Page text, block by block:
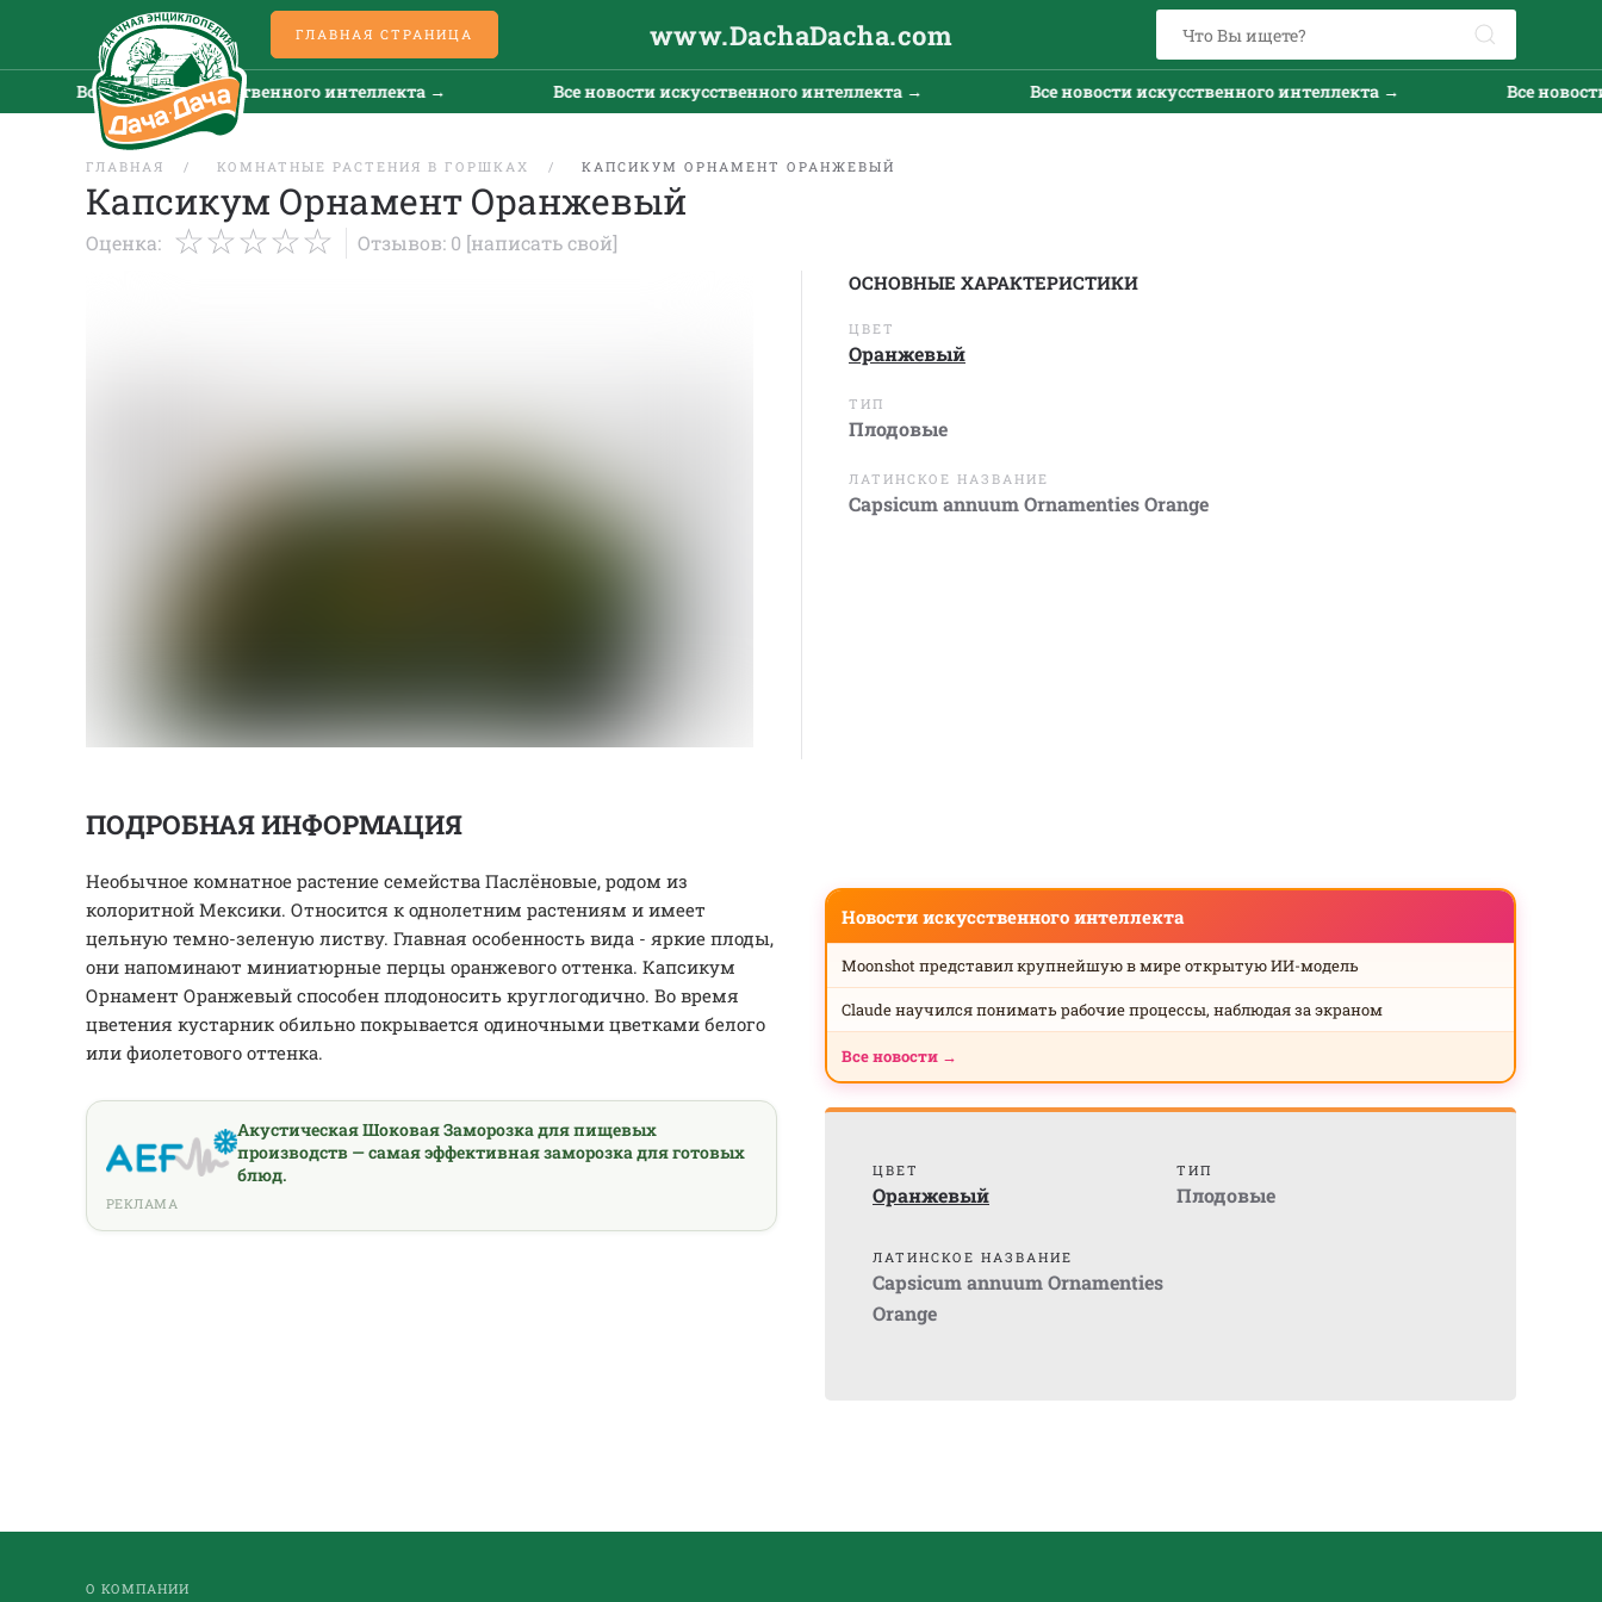
ГЛАВНАЯ СТРАНИЦА www.DachaDacha.com
Все новости искусственного интеллекта → Все новости искусственного интеллекта → Все новости искусственного интеллекта → Все
ГЛАВНАЯ КОМНАТНЫЕ РАСТЕНИЯ В ГОРШКАХ КАПСИКУМ ОРНАМЕНТ ОРАНЖЕВЫЙ
Капсикум Орнамент Оранжевый
Оценка: Отзывов: 0 [написать свой]
ОСНОВНЫЕ ХАРАКТЕРИСТИКИ
ЦВЕТ
Оранжевый
ТИП
Плодовые
ЛАТИНСКОЕ НАЗВАНИЕ
Capsicum annuum Ornamenties Orange
ПОДРОБНАЯ ИНФОРМАЦИЯ
Необычное комнатное растение семейства Паслёновые, родом из
колоритной Мексики. Относится к однолетним растениям и имеет
цельную темно-зеленую листву. Главная особенность вида - яркие плоды,
они напоминают миниатюрные перцы оранжевого оттенка. Капсикум
Орнамент Оранжевый способен плодоносить круглогодично. Во время
цветения кустарник обильно покрывается одиночными цветками белого
или фиолетового оттенка.
Акустическая Шоковая Заморозка для пищевых
производств — самая эффективная заморозка для готовых
блюд.
РЕКЛАМА
Новости искусственного интеллекта
Moonshot представил крупнейшую в мире открытую ИИ-модель
Claude научился понимать рабочие процессы, наблюдая за экраном
Все новости →
ЦВЕТ
Оранжевый
ТИП
Плодовые
ЛАТИНСКОЕ НАЗВАНИЕ
Capsicum annuum Ornamenties
Orange
О КОМПАНИИ